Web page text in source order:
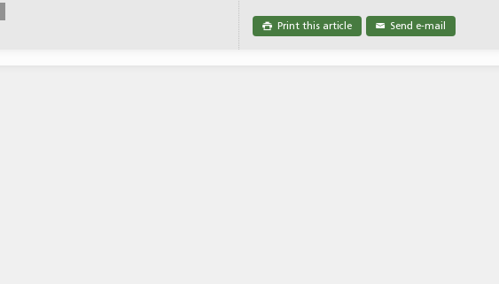
 Print this article ✉ Send e-mail